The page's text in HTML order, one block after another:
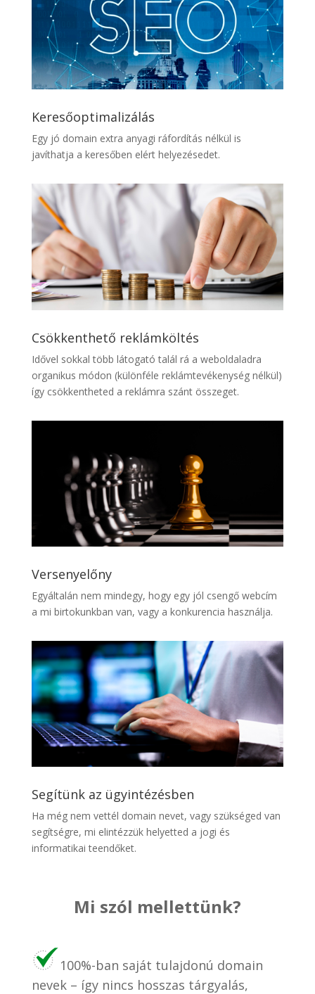
Keresőoptimalizálás
Egy jó domain extra anyagi ráfordítás nélkül is
javíthatja a keresőben elért helyezésedet.
Csökkenthető reklámköltés
Idővel sokkal több látogató talál rá a weboldaladra
organikus módon (különféle reklámtevékenység nélkül)
így csökkentheted a reklámra szánt összeget.
Versenyelőny
Egyáltalán nem mindegy, hogy egy jól csengő webcím
a mi birtokunkban van, vagy a konkurencia használja.
Segítünk az ügyintézésben
Ha még nem vettél domain nevet, vagy szükséged van
segítségre, mi elintézzük helyetted a jogi és
informatikai teendőket.
Mi szól mellettünk?
100%-ban saját tulajdonú domain
nevek – így nincs hosszas tárgyalás,